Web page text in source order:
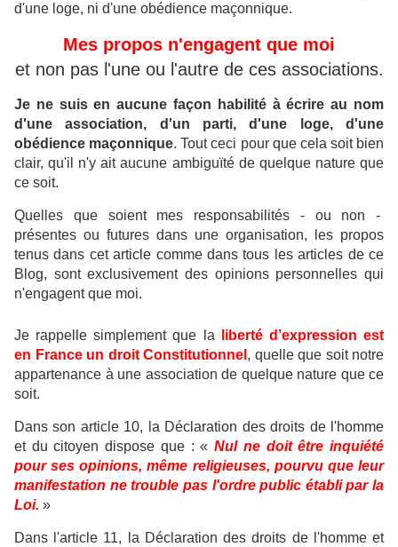
d'une loge, ni d'une obédience maçonnique.
Mes propos n'engagent que moi
et non pas l'une ou l'autre de ces associations.
Je ne suis en aucune façon habilité à écrire au nom
d'une association, d'un parti, d'une loge, d'une
obédience maçonnique.Tout ceci pour que cela soit bien
clair, qu'il n'y ait aucune ambiguïté de quelque nature que
ce soit.
Quelles que soient mes responsabilités - ou non -
présentes ou futures dans une organisation, les propos
tenus dans cet article comme dans tous les articles de ce
Blog, sont exclusivement des opinions personnelles qui
n'engagent que moi.
Je rappelle simplement que la
liberté d’expression est
en France un droit Constitutionnel , quelle que soit notre
appartenance à une association de quelque nature que ce
soit.
Dans son article 10, la Déclaration des droits de l'homme
et du citoyen dispose que : «Nul ne doit être inquiété
pour ses opinions, même religieuses, pourvu que leur
manifestation ne trouble pas l'ordre public établi par la
Loi. »
Dans l'article 11, la Déclaration des droits de l'homme et